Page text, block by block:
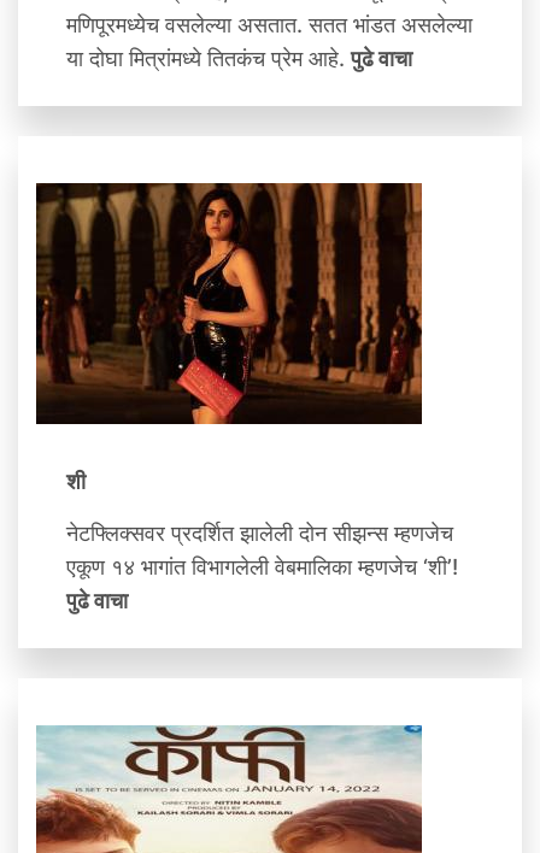
मणिपूरमध्येच वसलेल्या असतात. सतत भांडत असलेल्या
या दोघा मित्रांमध्ये तितकंच प्रेम आहे.पुढे वाचा
शी
नेटफ्लिक्सवर प्रदर्शित झालेली दोन सीझन्स म्हणजेच
एकूण १४ भागांत विभागलेली वेबमालिका म्हणजेच ‘शी’!
पुढे वाचा